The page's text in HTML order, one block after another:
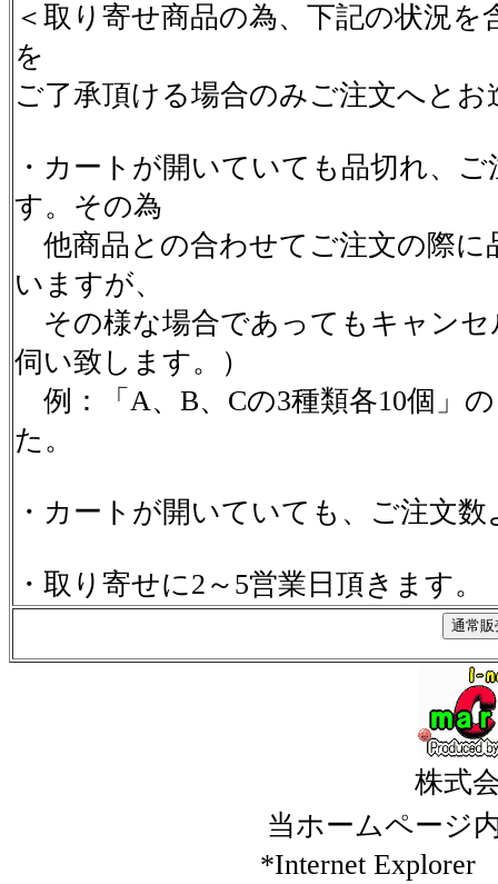
＜取り寄せ商品の為、下記の状況
を
ご了承頂ける場合のみご注文へとお
・カートが開いていても品切れ、
す。その為
他商品との合わせてご注文の際に
いますが、
その様な場合であってもキャンセ
伺い致します。）
例：「A、B、Cの3種類各10個」
た。
・カートが開いていても、ご注文
・取り寄せに2～5営業日頂きます。
株式
当ホームページ
*Internet